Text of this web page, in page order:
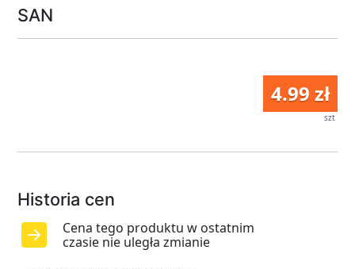
SAN
4.99 zł
szt
Historia cen
Cena tego produktu w ostatnim
czasie nie uległa zmianie